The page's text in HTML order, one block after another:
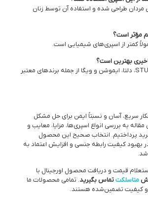
مردان طراحی شده و استفاده آن توسط زنان
کمتر از اسپری‌های شیمیایی است.
برندهایی مانند STUD 100، دلتا، ایموشن و ویگا از جمله برندهای معتبر
سریع، آسان و نسبتاً ایمن برای حل مشکل
به بررسی انواع اسپری‌ها، مزایا، معایب و
پرداختیم. انتخاب صحیح این محصول
بهبود کیفیت رابطه جنسی و افزایش اعتماد به
قیمت و دریافت محصول اورجینال با
متاسلکتتماس بگیرید. تمامی محصولات ما
و کیفیت تضمین‌شده هستند.